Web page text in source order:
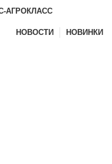
АГРОКЛАСС
НОВОСТИ
НОВИНКИ